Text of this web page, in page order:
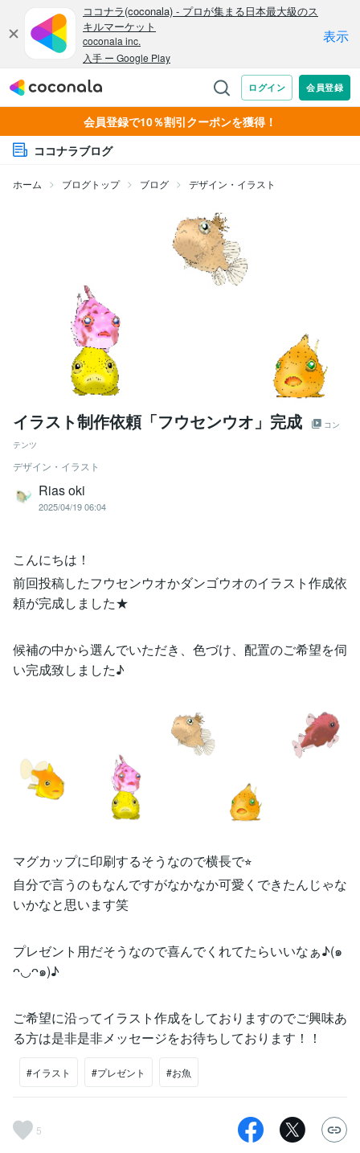
会員登録で10％割引クーポンを獲得！
ココナラブログ
ホーム ブログトップ ブログ デザイン・イラスト
イラスト制作依頼「フウセンウオ」完成
コン
テンツ
デザイン・イラスト
Rias oki
2025/04/19 06:04
こんにちは！
前回投稿したフウセンウオかダンゴウオのイラスト作成依
頼が完成しました★
候補の中から選んでいただき、色づけ、配置のご希望を伺
い完成致しました♪
マグカップに印刷するそうなので横長で⭐︎
自分で言うのもなんですがなかなか可愛くできたんじゃな
いかなと思います笑
プレゼント用だそうなので喜んでくれてたらいいなぁ♪(๑
ᴖ◡ᴖ๑)♪
ご希望に沿ってイラスト作成をしておりますのでご興味あ
る方は是非是非メッセージをお待ちしております！！
#イラスト #プレゼント #お魚
5